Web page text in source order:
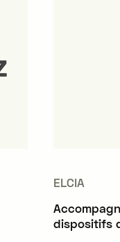
ELCIA
dispositifs